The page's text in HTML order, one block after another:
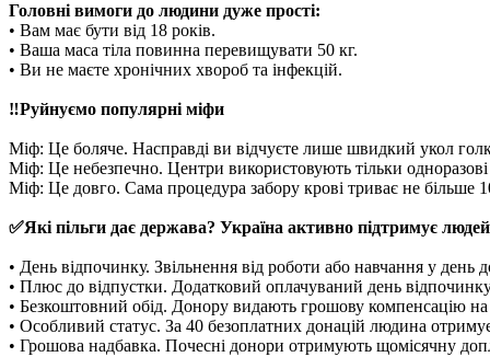
Головні вимоги до людини дуже прості:
• Вам має бути від 18 років.
• Ваша маса тіла повинна перевищувати 50 кг.
• Ви не маєте хронічних хвороб та інфекцій.
‼️Руйнуємо популярні міфи
Міф: Це боляче. Насправді ви відчуєте лише швидкий укол
Міф: Це небезпечно. Центри використовують тільки одноразові
Міф: Це довго. Сама процедура забору крові триває не більше
✅Які пільги дає держава? Україна активно підтримує
• День відпочинку. Звільнення від роботи або навчання у день
• Плюс до відпустки. Додатковий оплачуваний день
• Безкоштовний обід. Донору видають грошову компенсацію
• Особливий статус. За 40 безоплатних донацій людина
• Грошова надбавка. Почесні донори отримують щомісячну